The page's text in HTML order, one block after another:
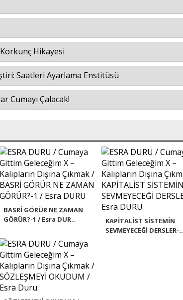
Hikayesi
Saatleri Ayarlama Enstitüsü
Cumayı Çalacak!
BASRİ GÖRÜR NE ZAMAN
GÖRÜR?-1 / Esra DUR..
KAPİTALİST SİSTEMİN
SEVMEYECEĞİ DERSLER-..